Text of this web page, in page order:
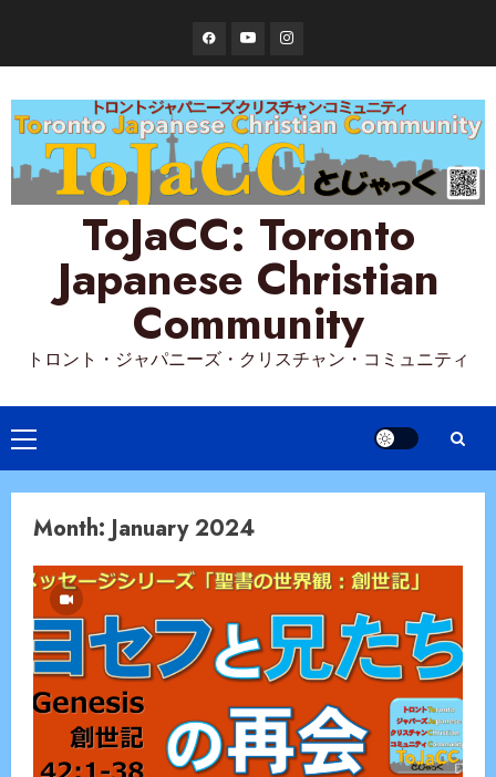
content
FacebookYouTubeInstagram
ToJaCC: Toronto
Japanese Christian
Community
トロント・ジャパニーズ・クリスチャン・コミュニティ
Primary
Menu
Month: January 2024